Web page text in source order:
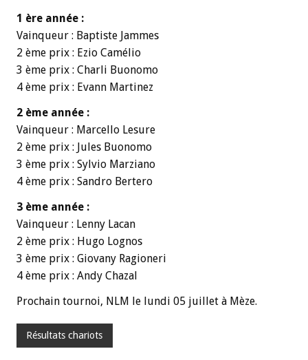
1 ère année :
Vainqueur : Baptiste Jammes
2 ème prix : Ezio Camélio
3 ème prix : Charli Buonomo
4 ème prix : Evann Martinez
2 ème année :
Vainqueur : Marcello Lesure
2 ème prix : Jules Buonomo
3 ème prix : Sylvio Marziano
4 ème prix : Sandro Bertero
3 ème année :
Vainqueur : Lenny Lacan
2 ème prix : Hugo Lognos
3 ème prix : Giovany Ragioneri
4 ème prix : Andy Chazal
Prochain tournoi, NLM le lundi 05 juillet à Mèze.
Résultats chariots